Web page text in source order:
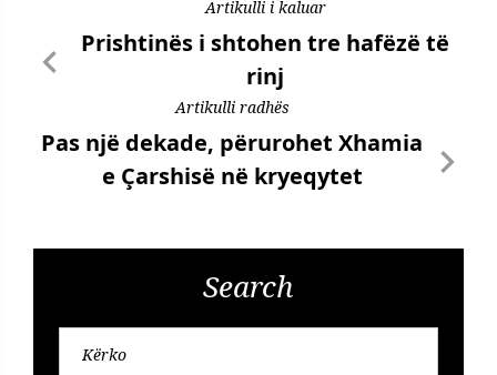
Artikulli i kaluar
Prishtinës i shtohen tre hafëzë të
rinj
Artikulli radhës
Pas një dekade, përurohet Xhamia
e Çarshisë në kryeqytet
Search